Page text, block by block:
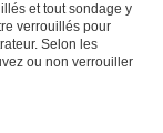
et tout sondage y
verrouillés pour
Selon les
ou non verrouiller